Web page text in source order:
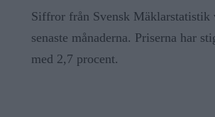
Siffror från Svensk Mäklarstatistik
senaste månaderna. Priserna har
med 2,7 procent.